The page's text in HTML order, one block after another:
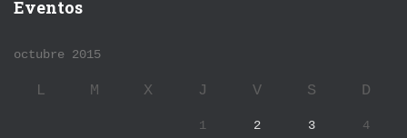
Eventos
octubre 2015
L M X J V S D
1 2 3 4